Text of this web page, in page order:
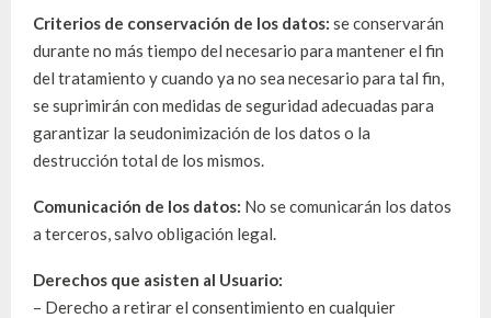
Criterios de conservación de los datos: se conservarán
durante no más tiempo del necesario para mantener el fin
del tratamiento y cuando ya no sea necesario para tal fin,
se suprimirán con medidas de seguridad adecuadas para
garantizar la seudonimización de los datos o la
destrucción total de los mismos.
Comunicación de los datos: No se comunicarán los datos
a terceros, salvo obligación legal.
Derechos que asisten al Usuario:
– Derecho a retirar el consentimiento en cualquier